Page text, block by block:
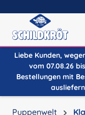
Liebe Kunden,
vom 07.08.26
Bestellungen mit
Puppenwelt